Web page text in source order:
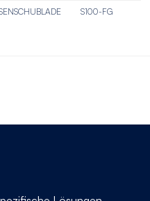
S100-FG